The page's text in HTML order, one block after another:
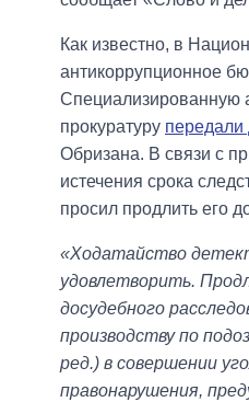
Как известно, в
антикоррупционное
Специализированную
прокуратуру передали
Обризана. В связи с
истечения срока
просил продлить его
«Ходатайство
удовлетворить.
досудебного
производству по
ред.) в совершении
правонарушения,